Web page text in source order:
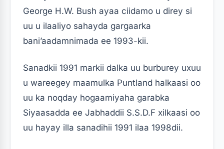
George H.W. Bush ayaa ciidamo u direy si
uu u ilaaliyo sahayda gargaarka
bani’aadamnimada ee 1993-kii.
Sanadkii 1991 markii dalka uu burburey uxuu
u wareegey maamulka Puntland halkaasi oo
uu ka noqday hogaamiyaha garabka
Siyaasadda ee Jabhaddii S.S.D.F xilkaasi oo
uu hayay illa sanadihii 1991 ilaa 1998dii.